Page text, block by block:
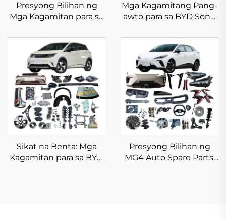
Presyong Bilihan ng
Mga Kagamitan para sa
Bahagi ng Bagong
Enerhiyang Sasakyan
para sa BYD Atto 3 na
Body Kits na Nasa Stock
Mga Kagamitang Pang-
awto para sa BYD Song
Dm-i Champion na Mga
Sariwang Bahagi na
Nasa Stock
Sikat na Benta: Mga
Kagamitan para sa BYD
Presyong Bilihan ng
MG4 Auto Spare Parts,